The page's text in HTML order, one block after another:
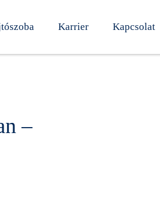
Karrier Kapcsolat
–